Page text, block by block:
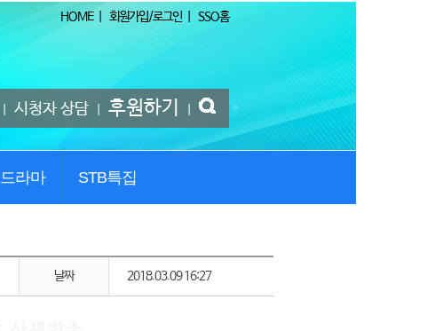
HOME| 회원가입/로그인 SSO홈
시청자 상담 후원하기
드라마 STB특집
날짜 2018.03.09 16:27